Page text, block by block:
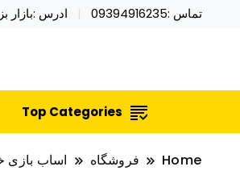
تماس :09394916235 ادرس :بازار
نایکر توی فروش
خرید محصولات خاص فیجت
Top Categories
Home فروشگاه اساب بازی